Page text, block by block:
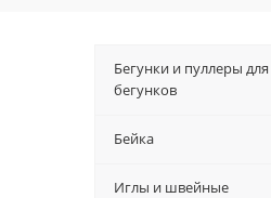
Бегунки и пуллеры для
бегунков
Бейка
Иглы и швейные